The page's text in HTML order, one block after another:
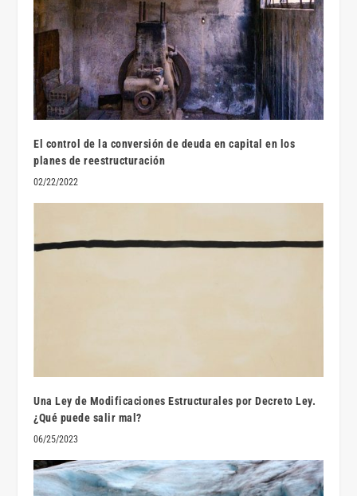
El control de la conversión de deuda en capital en los
planes de reestructuración
02/22/2022
Una Ley de Modificaciones Estructurales por Decreto Ley.
¿Qué puede salir mal?
06/25/2023